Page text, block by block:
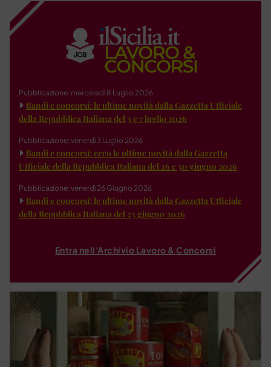
Pubblicazione: mercoledì 8 Luglio 2026
Bandi e concorsi: le ultime novità dalla Gazzetta Ufficiale
della Repubblica Italiana del 3 e 7 luglio 2026
Pubblicazione: venerdì 3 Luglio 2026
Bandi e concorsi: ecco le ultime novità dalla Gazzetta
Ufficiale della Repubblica Italiana del 26 e 30 giugno 2026
Pubblicazione: venerdì 26 Giugno 2026
Bandi e concorsi: le ultime novità dalla Gazzetta Ufficiale
della Repubblica Italiana del 23 giugno 2026
Entra nell'Archivio Lavoro & Concorsi